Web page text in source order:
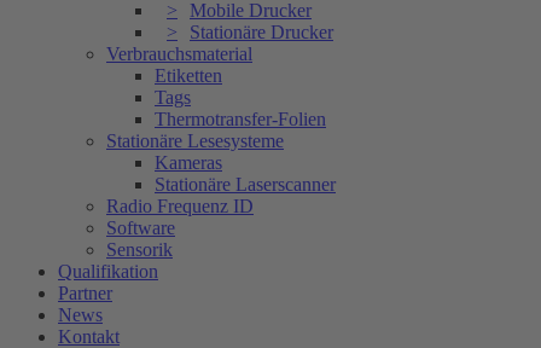
Mobile Drucker
Stationäre Drucker
Verbrauchsmaterial
Etiketten
Tags
Thermotransfer-Folien
Stationäre Lesesysteme
Kameras
Stationäre Laserscanner
Radio Frequenz ID
Software
Sensorik
Qualifikation
Partner
News
Kontakt